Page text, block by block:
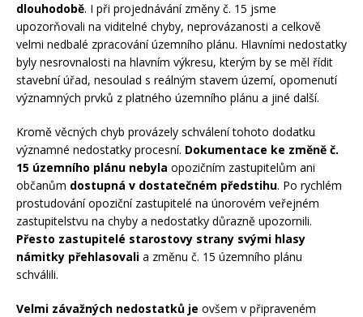
dlouhodobě. I při projednávání změny č. 15 jsme
upozorňovali na viditelné chyby, neprovázanosti a celkově
velmi nedbalé zpracování územního plánu. Hlavními nedostatky
byly nesrovnalosti na hlavním výkresu, kterým by se měl řídit
stavební úřad, nesoulad s reálným stavem území, opomenutí
významných prvků z platného územního plánu a jiné další.
Kromě věcných chyb provázely schválení tohoto dodatku
významné nedostatky procesní. Dokumentace ke změně č.
15 územního plánu nebyla opozičním zastupitelům ani
občanům dostupná v dostatečném předstihu. Po rychlém
prostudování opoziční zastupitelé na únorovém veřejném
zastupitelstvu na chyby a nedostatky důrazně upozornili.
Přesto zastupitelé starostovy strany svými hlasy
námitky přehlasovali a změnu č. 15 územního plánu
schválili.
Velmi závažných nedostatků je ovšem v připraveném